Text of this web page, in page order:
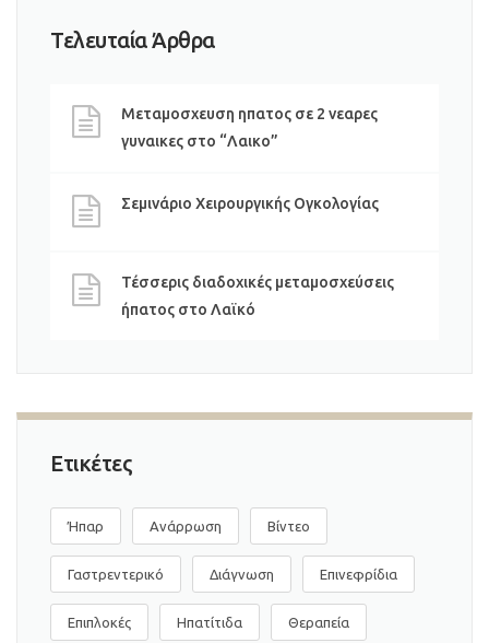
Τελευταία Άρθρα
Μεταμοσχευση ηπατος σε 2 νεαρες
γυναικες στο “Λαικο”
Σεμινάριο Χειρουργικής Ογκολογίας
Τέσσερις διαδοχικές μεταμοσχεύσεις
ήπατος στο Λαϊκό
Ετικέτες
Ήπαρ Ανάρρωση Βίντεο
Γαστρεντερικό Διάγνωση Επινεφρίδια
Επιπλοκές Ηπατίτιδα Θεραπεία